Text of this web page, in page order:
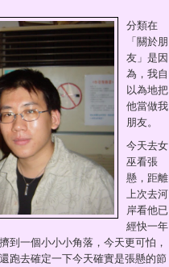
分類在
「關於朋
友」是因
為，我自
以為地把
他當做我
朋友。
今天去女
巫看張
懸，距離
上次去河
岸看他已
經快一年
到一個小小小角落，今天更可怕，
跑去確定一下今天確實是張懸的節